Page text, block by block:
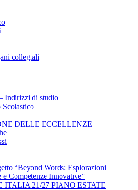
collegiali
Indirizzi di studio
Scolastico
DELLE ECCELLENZE
“Beyond Words: Esplorazioni
e Competenze Innovative”
ITALIA 21/27 PIANO ESTATE